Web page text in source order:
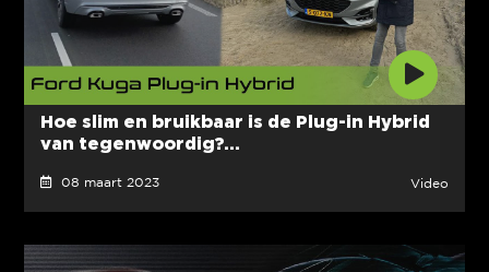
Hoe slim en bruikbaar is de Plug-in Hybrid
van tegenwoordig?...
08 maart 2023 Video